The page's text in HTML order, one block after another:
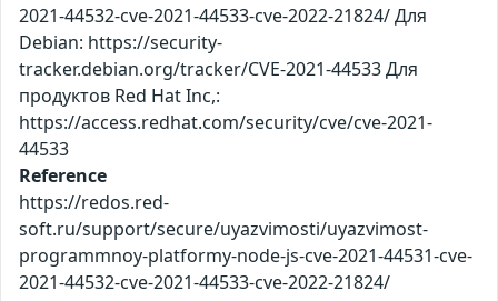
2021-44532-cve-2021-44533-cve-2022-21824/ Для
Debian: https://security-
tracker.debian.org/tracker/CVE-2021-44533 Для
продуктов Red Hat Inc,:
https://access.redhat.com/security/cve/cve-2021-
44533
Reference
https://redos.red-
soft.ru/support/secure/uyazvimosti/uyazvimost-
programmnoy-platformy-node-js-cve-2021-44531-cve-
2021-44532-cve-2021-44533-cve-2022-21824/